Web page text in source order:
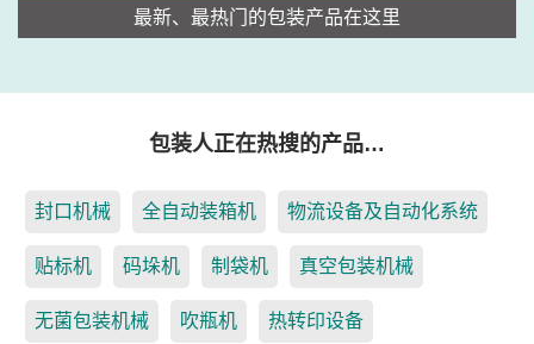
最新、最热门的包装产品在这里
包装人正在热搜的产品…
封口机械 全自动装箱机 物流设备及自动化系统
贴标机 码垛机 制袋机 真空包装机械
无菌包装机械 吹瓶机 热转印设备